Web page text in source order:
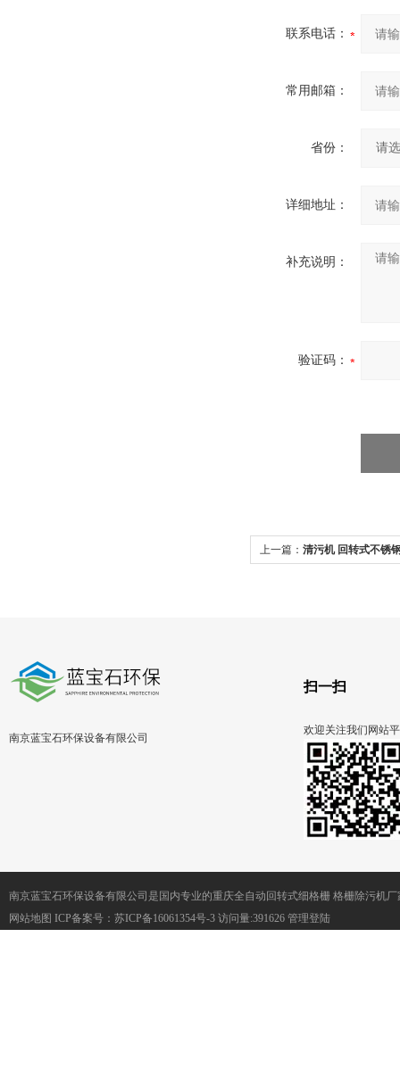
联系电话：
常用邮箱：
省份：
详细地址：
补充说明：
验证码：
上一篇： 清污机 回转式不锈
南京蓝宝石环保设备有限公司
扫一扫
欢迎关注我们网站
南京蓝宝石环保设备有限公司是国内专业的重庆全自动回转式细格栅 格栅除污机
网站地图 ICP备案号： 苏ICP备16061354号-3 访问量:391626 管理登陆